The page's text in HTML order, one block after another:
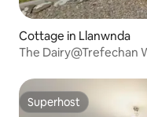
Cottage in Llanwnda
The Dairy@Trefechan
Superhost
Superhost